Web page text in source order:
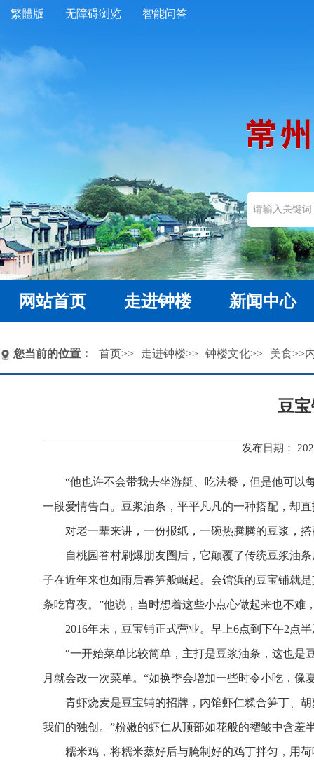
繁體版 无障碍浏览 智能问答
网站首页 走进钟楼 新闻中心
您当前的位置： 首页>> 走进钟楼>> 钟楼文化>> 美食>>
豆
发布日期：
“他也许不会带我去坐游艇、吃法餐，但是他可以
一段爱情告白。豆浆油条，平平凡凡的一种搭配，却
对老一辈来讲，一份报纸，一碗热腾腾的豆浆，
自桃园眷村刷爆朋友圈后，它颠覆了传统豆浆油
子在近年来也如雨后春笋般崛起。会馆浜的豆宝铺就
条吃宵夜。”他说，当时想着这些小点心做起来也不
2016年末，豆宝铺正式营业。早上6点到下午2点
“一开始菜单比较简单，主打是豆浆油条，这也是
月就会改一次菜单。“如换季会增加一些时令小吃，
青虾烧麦是豆宝铺的招牌，内馅虾仁糅合笋丁、
我们的独创。”粉嫩的虾仁从顶部如花般的褶皱中含羞
糯米鸡，将糯米蒸好后与腌制好的鸡丁拌匀，用